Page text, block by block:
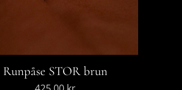
Runpåse STOR brun